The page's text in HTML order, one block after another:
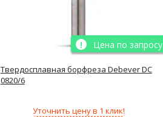
Цена по запросу
Твердосплавная борфреза Debever DC
0820/6
Уточнить цену в 1 клик!